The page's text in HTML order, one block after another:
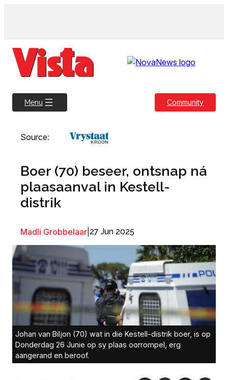
Menu Community
Source:
Boer (70) beseer, ontsnap ná
plaasaanval in Kestell-
distrik
Madli Grobbelaar 27 Jun 2025
Johan van Biljon (70) wat in die Kestell-distrik boer, is op
Donderdag 26 Junie op sy plaas oorrompel, erg
aangerand en beroof.